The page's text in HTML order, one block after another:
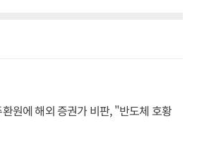
원에 해외 증권가 비판, "반도체 호황